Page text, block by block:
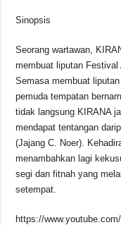
Sinopsis
Seorang wartawan,
membuat liputan
Semasa membuat
pemuda tempatan
tidak langsung KIRANA
mendapat tentangan
(Jajang C. Noer).
menambahkan lagi
segi dan fitnah yang
setempat.
https://